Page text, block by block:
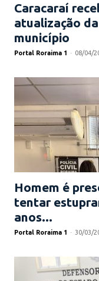
Caracaraí
atualização
município
Portal Roraima 1 - 08/04/
Homem é
tentar
anos...
Portal Roraima 1 - 30/03/